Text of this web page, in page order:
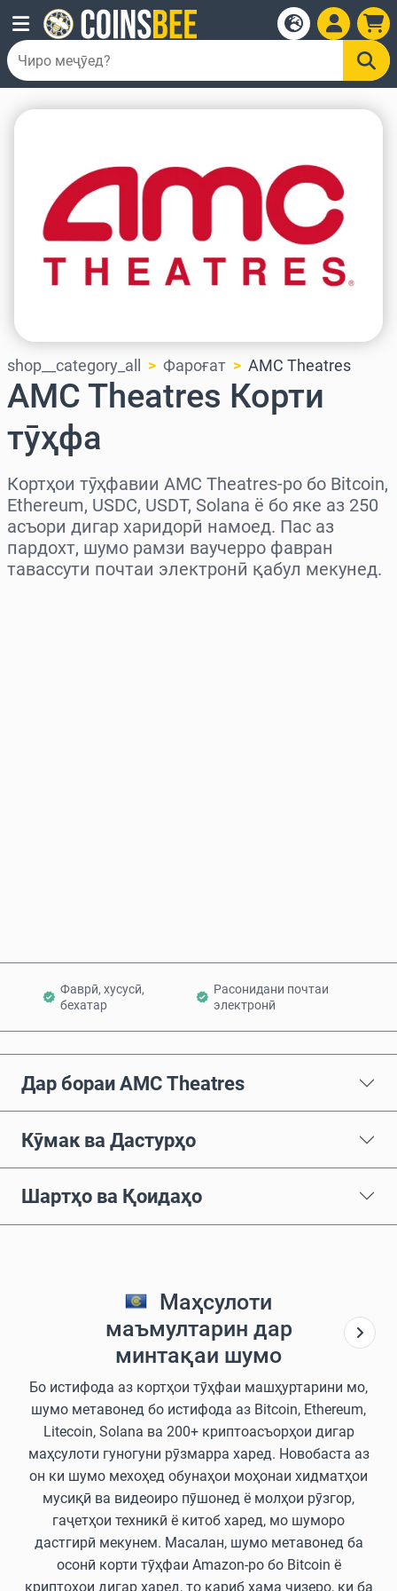
shop__category_all Фароғат AMC Theatres
AMC Theatres Корти
тӯҳфа
Кортҳои тӯҳфавии AMC Theatres-ро бо Bitcoin,
Ethereum, USDC, USDT, Solana ё бо яке аз 250
асъори дигар харидорӣ намоед. Пас аз
пардохт, шумо рамзи ваучерро фавран
тавассути почтаи электронӣ қабул мекунед.
Фаврӣ, хусусӣ,
бехатар
Расонидани почтаи
электронӣ
Дар бораи AMC Theatres
Кӯмак ва Дастурҳо
Шартҳо ва Қоидаҳо
Маҳсулоти
маъмултарин дар
минтақаи шумо
Бо истифода аз кортҳои тӯҳфаи машҳуртарини мо,
шумо метавонед бо истифода аз Bitcoin, Ethereum,
Litecoin, Solana ва 200+ криптоасъорҳои дигар
маҳсулоти гуногуни рӯзмарра харед. Новобаста аз
он ки шумо мехоҳед обунаҳои моҳонаи хидматҳои
мусиқӣ ва видеоиро пӯшонед ё молҳои рӯзгор,
гаҷетҳои техникӣ ё китоб харед, мо шуморо
дастгирӣ мекунем. Масалан, шумо метавонед ба
осонӣ корти тӯҳфаи Amazon-ро бо Bitcoin ё
криптоҳои дигар харед, то қариб ҳама чизеро, ки ба